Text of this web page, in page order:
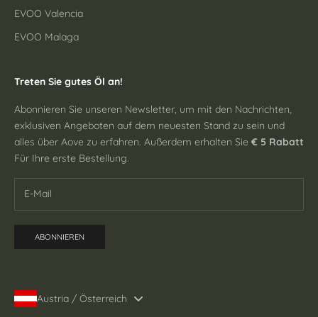
EVOO Valencia
EVOO Malaga
Treten Sie gutes Öl an!
Abonnieren Sie unseren Newsletter, um mit den Nachrichten,
exklusiven Angeboten auf dem neuesten Stand zu sein und
alles über Aove zu erfahren. Außerdem erhalten Sie € 5 Rabatt
Für Ihre erste Bestellung.
ABONNIEREN
Austria / Österreich